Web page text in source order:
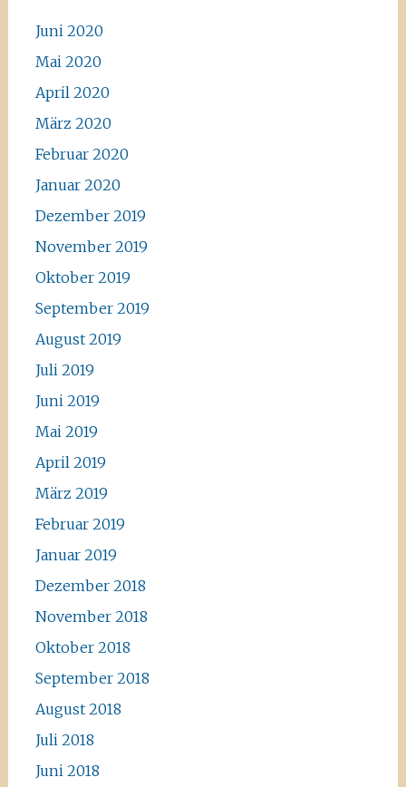
Juni 2020
Mai 2020
April 2020
März 2020
Februar 2020
Januar 2020
Dezember 2019
November 2019
Oktober 2019
September 2019
August 2019
Juli 2019
Juni 2019
Mai 2019
April 2019
März 2019
Februar 2019
Januar 2019
Dezember 2018
November 2018
Oktober 2018
September 2018
August 2018
Juli 2018
Juni 2018